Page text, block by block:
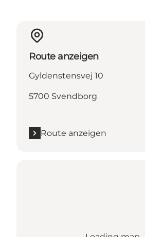
Route anzeigen
Gyldenstensvej 10
5700 Svendborg
Route anzeigen